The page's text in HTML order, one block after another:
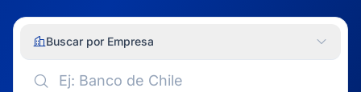
Buscar por Empresa